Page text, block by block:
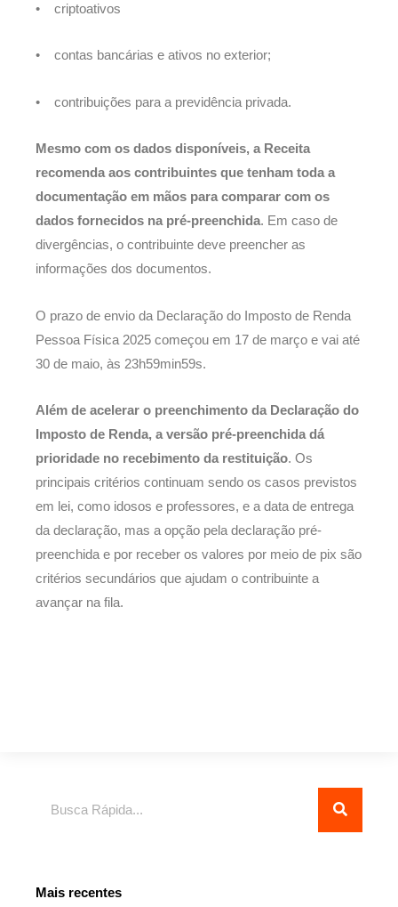
• criptoativos
• contas bancárias e ativos no exterior;
• contribuições para a previdência privada.
Mesmo com os dados disponíveis, a Receita
recomenda aos contribuintes que tenham toda a
documentação em mãos para comparar com os
dados fornecidos na pré-preenchida. Em caso de
divergências, o contribuinte deve preencher as
informações dos documentos.
O prazo de envio da Declaração do Imposto de Renda
Pessoa Física 2025 começou em 17 de março e vai até
30 de maio, às 23h59min59s.
Além de acelerar o preenchimento da Declaração do
Imposto de Renda, a versão pré-preenchida dá
prioridade no recebimento da restituição. Os
principais critérios continuam sendo os casos previstos
em lei, como idosos e professores, e a data de entrega
da declaração, mas a opção pela declaração pré-
preenchida e por receber os valores por meio de pix são
critérios secundários que ajudam o contribuinte a
avançar na fila.
Mais recentes